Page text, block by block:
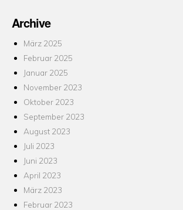
Archive
März 2025
Februar 2025
Januar 2025
November 2023
Oktober 2023
September 2023
August 2023
Juli 2023
Juni 2023
April 2023
März 2023
Februar 2023